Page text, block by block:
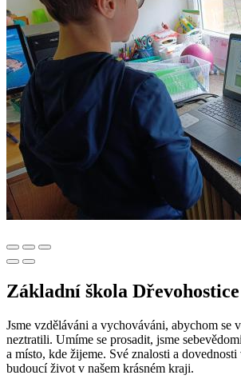
Základní škola Dřevohostice
Jsme vzděláváni a vychováváni, abychom se
neztratili. Umíme se prosadit, jsme
a místo, kde žijeme. Své znalosti a
budoucí život v našem krásném kraji.